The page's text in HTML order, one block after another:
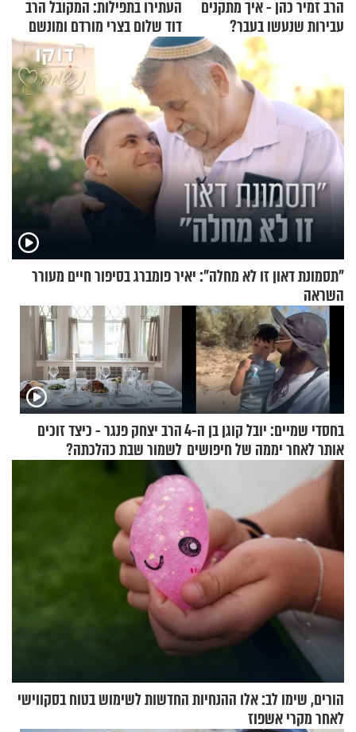
הרב זמיר כהן - איך מתקנים
עבירות שנעשו בעבר?
העתירו בתפילות: המקובל הרב
דוד שלום בצרי מורדם ומונשם
"תסמונת דאון זו לא מחלה": יאיר פומברג בסיפור חיים מעורר
השראה
בחסדי שמיים: יובל קוגן בן ה-4
אותר לאחר יממה של חיפושים
הרב יצחק פנגר - כיצד זוכים
לשמור שבת כהלכתה?
הורים, שימו לב: אלו ההנחיות החדשות לשימוש בטוח בסקווישי
לאחר מקרי אשפוז